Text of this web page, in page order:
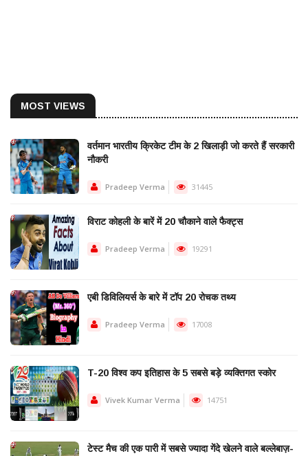
MOST VIEWS
वर्तमान भारतीय क्रिकेट टीम के 2 खिलाड़ी जो करते हैं सरकारी
नौकरी
Pradeep Verma 31445
विराट कोहली के बारें में 20 चौकाने वाले फैक्ट्स
Pradeep Verma 19291
एबी डिविलियर्स के बारे में टॉप 20 रोचक तथ्य
Pradeep Verma 17008
T-20 विश्व कप इतिहास के 5 सबसे बड़े व्यक्तिगत स्कोर
Vivek Kumar Verma 14751
टेस्ट मैच की एक पारी में सबसे ज्यादा गेंदे खेलने वाले बल्लेबाज़-